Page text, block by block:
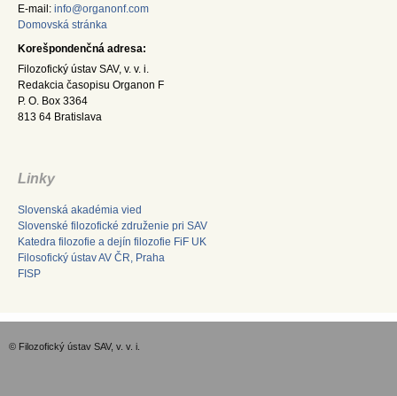
E-mail: info@organonf.com
Domovská stránka
Korešpondenčná adresa:
Filozofický ústav SAV, v. v. i.
Redakcia časopisu Organon F
P. O. Box 3364
813 64 Bratislava
Linky
Slovenská akadémia vied
Slovenské filozofické združenie pri SAV
Katedra filozofie a dejín filozofie FiF UK
Filosofický ústav AV ČR, Praha
FISP
© Filozofický ústav SAV, v. v. i.